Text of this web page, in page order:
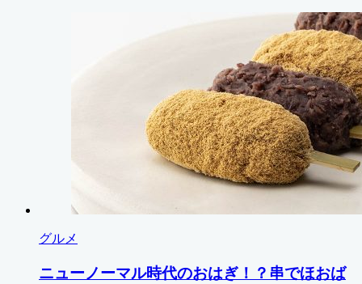
グルメ
ニューノーマル時代のおはぎ！？串でほおば